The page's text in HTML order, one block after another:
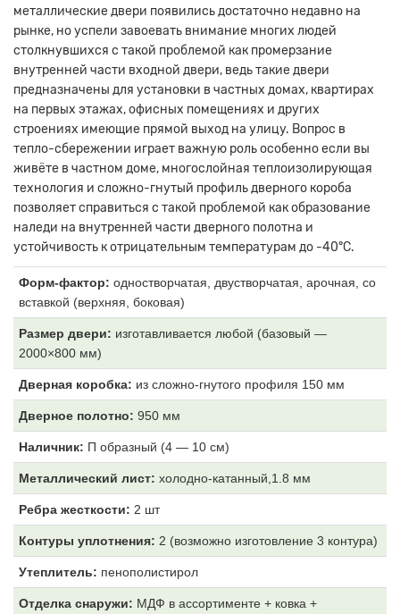
металлические двери появились достаточно недавно на
рынке, но успели завоевать внимание многих людей
столкнувшихся с такой проблемой как промерзание
внутренней части входной двери, ведь такие двери
предназначены для установки в частных домах, квартирах
на первых этажах, офисных помещениях и других
строениях имеющие прямой выход на улицу. Вопрос в
тепло-сбережении играет важную роль особенно если вы
живёте в частном доме, многослойная теплоизолирующая
технология и сложно-гнутый профиль дверного короба
позволяет справиться с такой проблемой как образование
наледи на внутренней части дверного полотна и
устойчивость к отрицательным температурам до -40°С.
Форм-фактор: одностворчатая, двустворчатая, арочная, со
вставкой (верхняя, боковая)
Размер двери: изготавливается любой (базовый —
2000×800 мм)
Дверная коробка: из сложно-гнутого профиля 150 мм
Дверное полотно: 950 мм
Наличник: П образный (4 — 10 см)
Металлический лист: холодно-катанный,1.8 мм
Ребра жесткости: 2 шт
Контуры уплотнения: 2 (возможно изготовление 3 контура)
Утеплитель: пенополистирол
Отделка снаружи: МДФ в ассортименте + ковка +